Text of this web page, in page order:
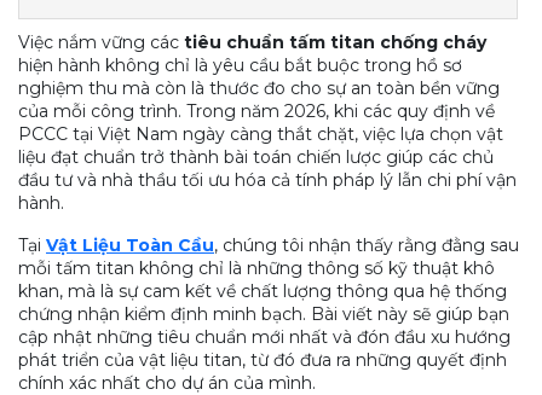
Việc nắm vững các tiêu chuẩn tấm titan chống cháy
hiện hành không chỉ là yêu cầu bắt buộc trong hồ sơ
nghiệm thu mà còn là thước đo cho sự an toàn bền vững
của mỗi công trình. Trong năm 2026, khi các quy định về
PCCC tại Việt Nam ngày càng thắt chặt, việc lựa chọn vật
liệu đạt chuẩn trở thành bài toán chiến lược giúp các chủ
đầu tư và nhà thầu tối ưu hóa cả tính pháp lý lẫn chi phí vận
hành.
Tại Vật Liệu Toàn Cầu, chúng tôi nhận thấy rằng đằng sau
mỗi tấm titan không chỉ là những thông số kỹ thuật khô
khan, mà là sự cam kết về chất lượng thông qua hệ thống
chứng nhận kiểm định minh bạch. Bài viết này sẽ giúp bạn
cập nhật những tiêu chuẩn mới nhất và đón đầu xu hướng
phát triển của vật liệu titan, từ đó đưa ra những quyết định
chính xác nhất cho dự án của mình.